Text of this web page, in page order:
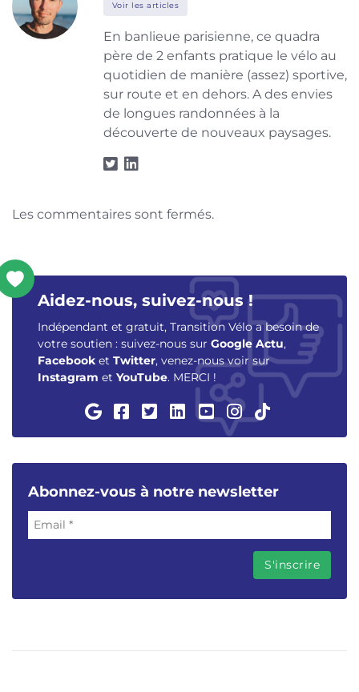
Voir les articles
En banlieue parisienne, ce quadra
père de 2 enfants pratique le vélo au
quotidien de manière (assez) sportive,
sur route et en dehors. A des envies
de longues randonnées à la
découverte de nouveaux paysages.
Les commentaires sont fermés.
Aidez-nous, suivez-nous !
Indépendant et gratuit, Transition Vélo a besoin de
votre soutien : suivez-nous sur Google Actu,
Facebook et Twitter, venez-nous voir sur
Instagram et YouTube. MERCI !
Abonnez-vous à notre newsletter